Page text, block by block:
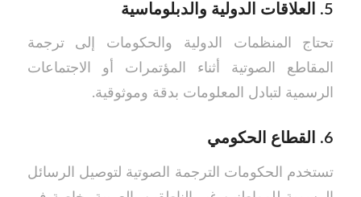
5. العلاقات الدولية والدبلوماسية
تحتاج المنظمات الدولية والحكومات إلى ترجمة
المقاطع الصوتية أثناء المؤتمرات أو الاجتماعات
الرسمية لتبادل المعلومات بدقة وموثوقية.
6. القطاع الحكومي
تستخدم الحكومات الترجمة الصوتية لتوصيل الرسائل